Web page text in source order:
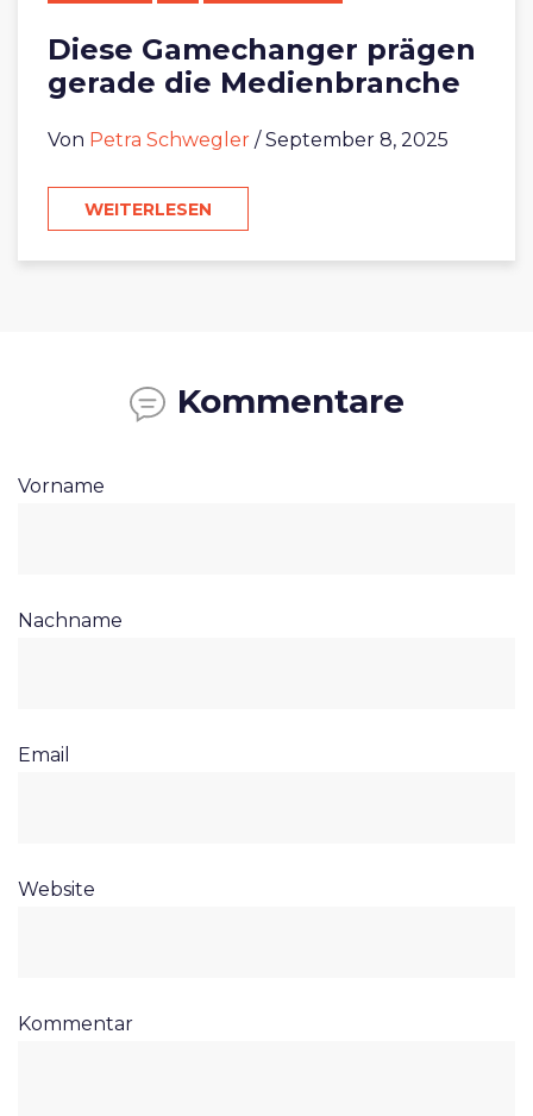
Diese Gamechanger prägen
gerade die Medienbranche
Von Petra Schwegler / September 8, 2025
WEITERLESEN
Kommentare
Vorname
Nachname
Email
Website
Kommentar